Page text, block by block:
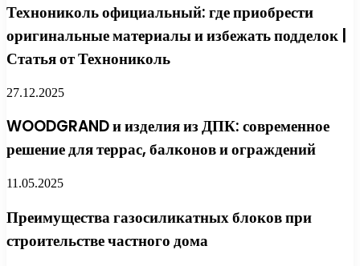
Технониколь официальный: где приобрести
оригинальные материалы и избежать подделок |
Статья от Технониколь
27.12.2025
WOODGRAND и изделия из ДПК: современное
решение для террас, балконов и ограждений
11.05.2025
Преимущества газосиликатных блоков при
строительстве частного дома